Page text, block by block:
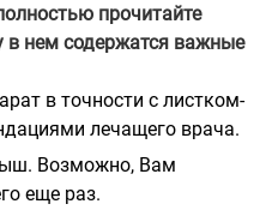
прочитайте
в нем содержатся важные
в точности с листком-
лечащего врача.
Возможно, Вам
еще раз.